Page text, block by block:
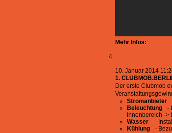
Mehr Infos:
10. Januar 2014
1.
Der erste Clubmob
Stromanbieter
Beleuchtung -
Innenbereich ->
Wasser
–
Kühlung -